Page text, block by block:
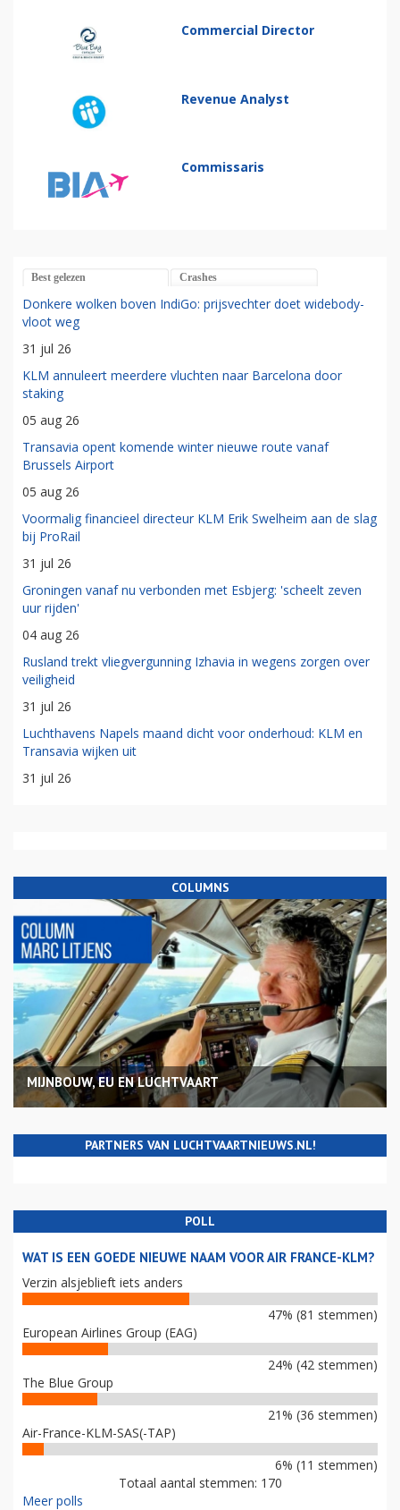
Commercial Director
Revenue Analyst
Commissaris
Best gelezen Crashes
Donkere wolken boven IndiGo: prijsvechter doet widebody-
vloot weg
31 jul 26
KLM annuleert meerdere vluchten naar Barcelona door
staking
05 aug 26
Transavia opent komende winter nieuwe route vanaf
Brussels Airport
05 aug 26
Voormalig financieel directeur KLM Erik Swelheim aan de slag
bij ProRail
31 jul 26
Groningen vanaf nu verbonden met Esbjerg: 'scheelt zeven
uur rijden'
04 aug 26
Rusland trekt vliegvergunning Izhavia in wegens zorgen over
veiligheid
31 jul 26
Luchthavens Napels maand dicht voor onderhoud: KLM en
Transavia wijken uit
31 jul 26
COLUMNS
MIJNBOUW, EU EN LUCHTVAART
PARTNERS VAN LUCHTVAARTNIEUWS.NL!
POLL
WAT IS EEN GOEDE NIEUWE NAAM VOOR AIR FRANCE-KLM?
Verzin alsjeblieft iets anders
47% (81 stemmen)
European Airlines Group (EAG)
24% (42 stemmen)
The Blue Group
21% (36 stemmen)
Air-France-KLM-SAS(-TAP)
6% (11 stemmen)
Totaal aantal stemmen: 170
Meer polls